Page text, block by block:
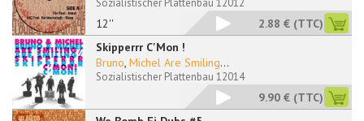
12''
Sozialistischer Plattenbau 12012
2.88 € (TTC)
Skipperrr C'Mon !
Bruno, Michel Are Smiling...
Sozialistischer Plattenbau 12014
9.90 € (TTC)